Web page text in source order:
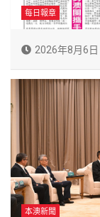
每日報章
2026年8月6日
本澳新聞